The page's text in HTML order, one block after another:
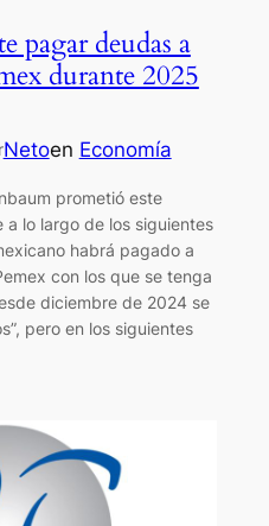
pagar deudas a
durante 2025
Netoen Economía
prometió este
a lo largo de los siguientes
habrá pagado a
con los que se tenga
diciembre de 2024 se
pero en los siguientes